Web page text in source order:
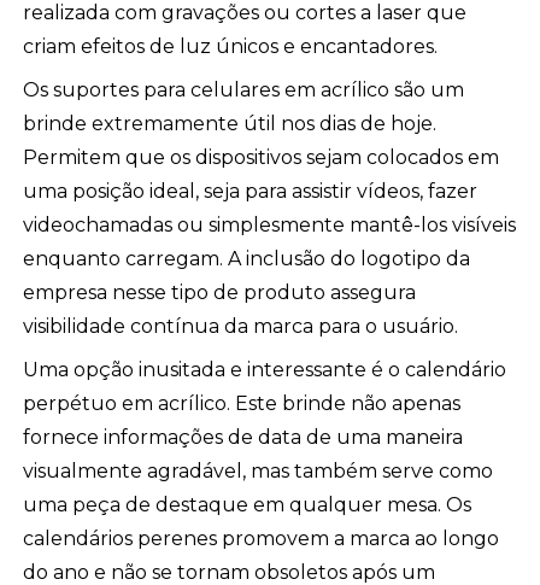
realizada com gravações ou cortes a laser que
criam efeitos de luz únicos e encantadores.
Os suportes para celulares em acrílico são um
brinde extremamente útil nos dias de hoje.
Permitem que os dispositivos sejam colocados em
uma posição ideal, seja para assistir vídeos, fazer
videochamadas ou simplesmente mantê-los visíveis
enquanto carregam. A inclusão do logotipo da
empresa nesse tipo de produto assegura
visibilidade contínua da marca para o usuário.
Uma opção inusitada e interessante é o calendário
perpétuo em acrílico. Este brinde não apenas
fornece informações de data de uma maneira
visualmente agradável, mas também serve como
uma peça de destaque em qualquer mesa. Os
calendários perenes promovem a marca ao longo
do ano e não se tornam obsoletos após um